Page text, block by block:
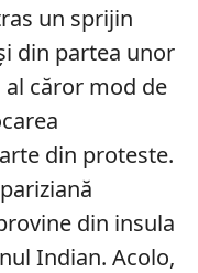
un sprijin
din partea unor
căror mod de
din proteste.
din insula
Indian. Acolo,